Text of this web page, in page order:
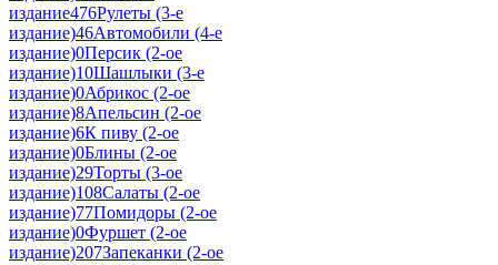
издание476Рулеты (3-е
издание)46Автомобили (4-е
издание)0Персик (2-ое
издание)10Шашлыки (3-е
издание)0Абрикос (2-ое
издание)8Апельсин (2-ое
издание)6К пиву (2-ое
издание)0Блины (2-ое
издание)29Торты (3-ое
издание)108Салаты (2-ое
издание)77Помидоры (2-ое
издание)0Фуршет (2-ое
издание)207Запеканки (2-ое